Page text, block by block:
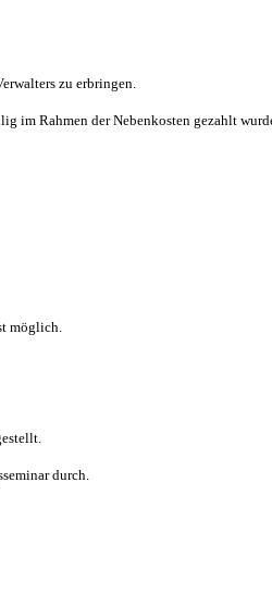
zu erbringen.
im Rahmen der Nebenkosten gezahlt
möglich.
durch.